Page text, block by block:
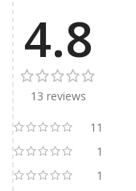
4.8
13 reviews
11
1
1